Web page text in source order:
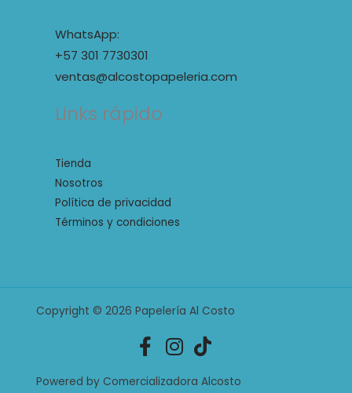
WhatsApp:
+57 301 7730301
ventas@alcostopapeleria.com
Links rápido
Tienda
Nosotros
Política de privacidad
Términos y condiciones
Copyright © 2026 Papelería Al Costo
Powered by Comercializadora Alcosto